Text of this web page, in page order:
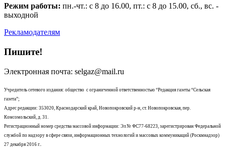
Режим работы: пн.-чт.: с 8 до 16.00, пт.: с 8 до 15.00, сб., вс. -
выходной
Рекламодателям
Пишите!
Электронная почта: selgaz@mail.ru
Учредитель сетевого издания: общество с ограниченной ответственностью “Редакция газеты “Сельская
газета”;
Адрес редакции: 353020, Краснодарский край, Новопокровский р-н, ст. Новопокровская, пер.
Комсомольский, д. 31.
Регистрационный номер средства массовой информации: Эл № ФС77-68223, зарегистрирован Федеральной
службой по надзору в сфере связи, информационных технологий и массовых коммуникаций (Роскмнадзор)
27 декабря 2016 г..